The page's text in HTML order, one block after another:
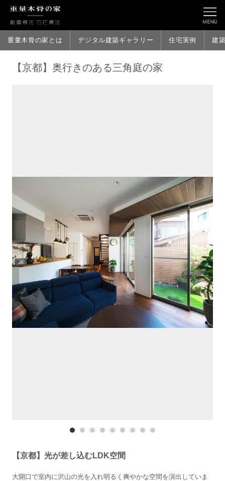
重量木骨の家とは デジタル建築ギャラリー 住宅実例 建
【京都】奥行きのある三角庭の家
【京都】光が差し込むLDK空間
大開口で室内に沢山の光を入れ明るく爽やかな空間を演出していま